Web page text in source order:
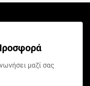
μαζί σας